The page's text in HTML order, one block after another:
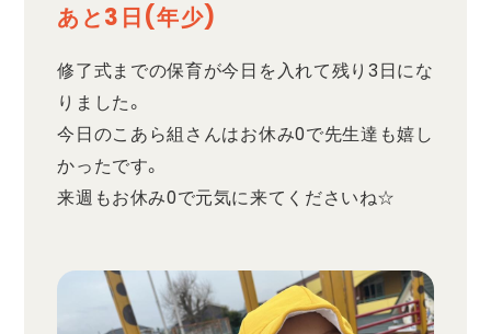
プライバシーポリシー
あと3日(年少)
修了式までの保育が今日を入れて残り3日にな
りました。
今日のこあら組さんはお休み0で先生達も嬉し
かったです。
来週もお休み0で元気に来てくださいね☆